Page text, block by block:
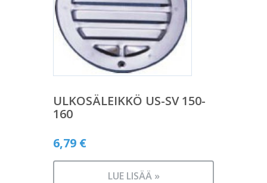
ULKOSÄLEIKKÖ US-SV 150-
160
6,79 €
LUE LISÄÄ »